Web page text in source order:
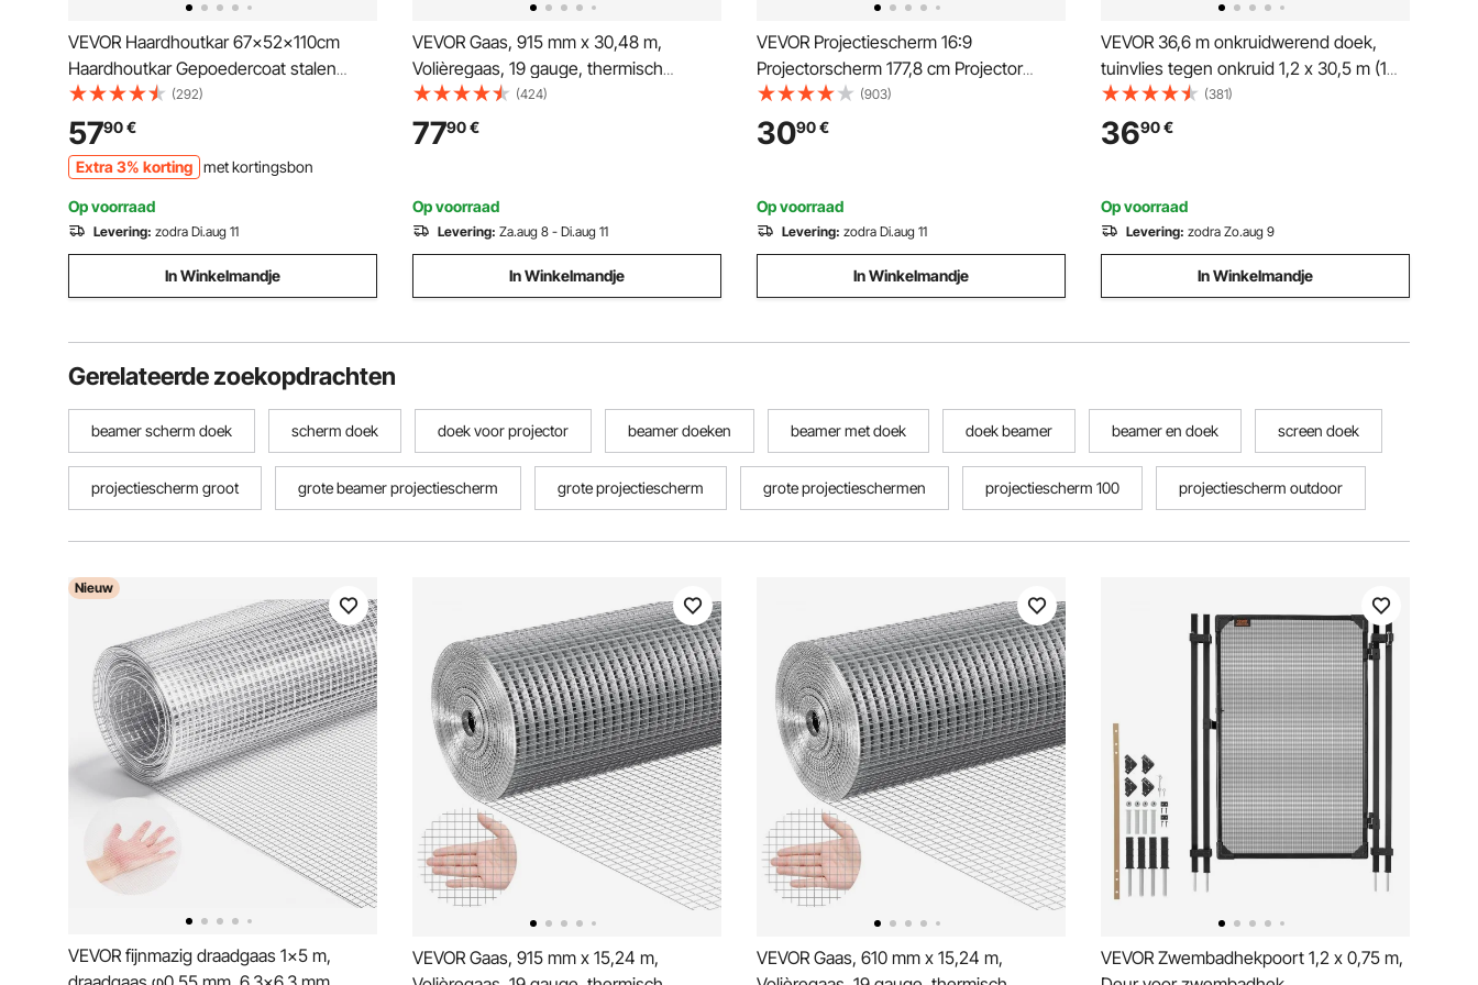
VEVOR Haardhoutkar 67x52x110cm
Haardhoutkar Gepoedercoat stalen
haardhoutkar met 266,7 mm rubberen
wielen Houtkar Max. 113,4 kg
Transportkar Inclusief bungee-koord
Grondnet 600D Oxford-doek
(292)
5790€
Extra 3% korting met kortingsbon
Op voorraad
Levering: zodra Di.aug 11
In Winkelmandje
VEVOR Gaas, 915 mm x 30,48 m,
Volièregaas, 19 gauge, thermisch
verzinkt gaas op rol, gaas met schakels,
gaas voor konijnenkooien, tuin, kleine
knaagdieren
(424)
7790€
Op voorraad
Levering: Za.aug 8 - Di.aug 11
In Winkelmandje
VEVOR Projectiescherm 16:9
Projectorscherm 177,8 cm Projector
Screen van Polyester en
Aluminiumlegering met Verstelbaar
Aluminium Statief en 160 Graden
Vergaderruimte, enz
(903)
3090€
Op voorraad
Levering: zodra Di.aug 11
In Winkelmandje
VEVOR 36,6 m onkruidwerend doek,
tuinvlies tegen onkruid 1,2 x 30,5 m (1
rol) Onkruidbarrière van PP, waterdicht,
scheurvast, corrosiebestendig.
Onkruidwerend doek, onkruidbarrière,
(381)
3690€
Op voorraad
Levering: zodra Zo.aug 9
In Winkelmandje
Gerelateerde zoekopdrachten
beamer scherm doek scherm doek doek voor projector beamer doeken beamer met doek doek beamer beamer en doek screen doek
projectiescherm groot grote beamer projectiescherm grote projectiescherm grote projectieschermen projectiescherm 100 projectiescherm outdoor
Nieuw
VEVOR fijnmazig draadgaas 1x5 m,
VEVOR Gaas, 915 mm x 15,24 m,
VEVOR Gaas, 610 mm x 15,24 m,
VEVOR Zwembadhekpoort 1,2 x 0,75 m,